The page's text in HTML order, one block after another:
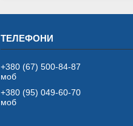
+380 (67) 500-84-87
моб
+380 (95) 049-60-70
моб